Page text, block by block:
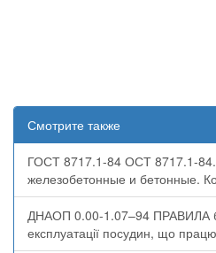
Смотрите также
ГОСТ 8717.1-84 ОСТ 8717.1-
железобетонные и бетонные.
ДНАОП 0.00-1.07–94 ПРАВИЛА
експлуатації посудин, що